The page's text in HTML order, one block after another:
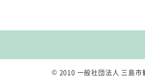
© 2010 一般社団法人 三島市